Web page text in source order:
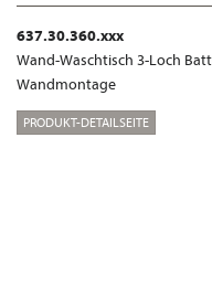
637.30.360.xxx
Wand-Waschtisch 3-Loch
Wandmontage
PRODUKT-DETAILSEITE